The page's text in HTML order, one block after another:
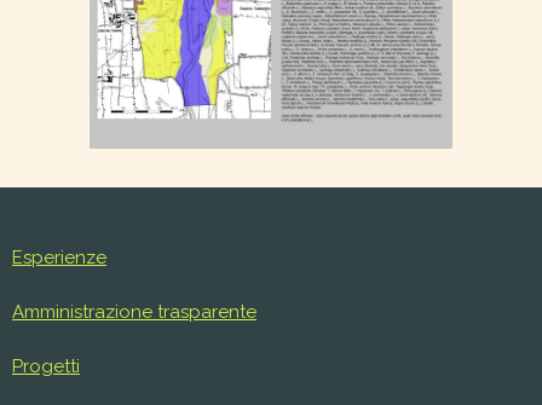
Esperienze
Amministrazione trasparente
Progetti